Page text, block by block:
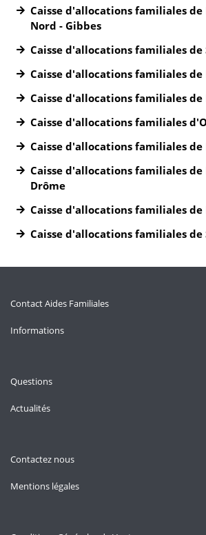
Caisse d'allocations familiales de
Nord - Gibbes
Caisse d'allocations familiales de
Caisse d'allocations familiales de
Caisse d'allocations familiales de
Caisse d'allocations familiales
Caisse d'allocations familiales de
Caisse d'allocations familiales de
Drôme
Caisse d'allocations familiales
Caisse d'allocations familiales de
Contact Aides Familiales
Informations
Questions
Actualités
Contactez nous
Mentions légales